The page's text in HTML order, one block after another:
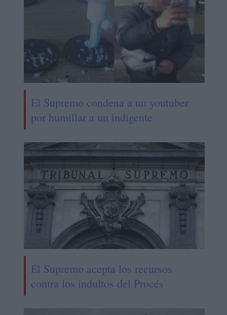
El Supremo condena a un youtuber
por humillar a un indigente
El Supremo acepta los recursos
contra los indultos del Procés